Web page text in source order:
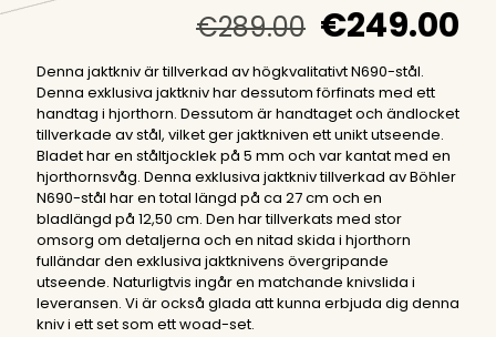
€289.00 Det
priset
var:
€289.00.
€249.00
Denna jaktkniv är tillverkad av högkvalitativt N690-stål.
Denna exklusiva jaktkniv har dessutom förfinats med ett
handtag i hjorthorn. Dessutom är handtaget och ändlocket
tillverkade av stål, vilket ger jaktkniven ett unikt utseende.
Bladet har en ståltjocklek på 5 mm och var kantat med en
hjorthornsvåg. Denna exklusiva jaktkniv tillverkad av Böhler
N690-stål har en total längd på ca 27 cm och en
bladlängd på 12,50 cm. Den har tillverkats med stor
omsorg om detaljerna och en nitad skida i hjorthorn
fulländar den exklusiva jaktknivens övergripande
utseende. Naturligtvis ingår en matchande knivslida i
leveransen. Vi är också glada att kunna erbjuda dig denna
kniv i ett set som ett woad-set.